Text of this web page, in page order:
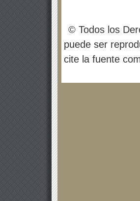
© Todos los
puede ser
cite la fuente